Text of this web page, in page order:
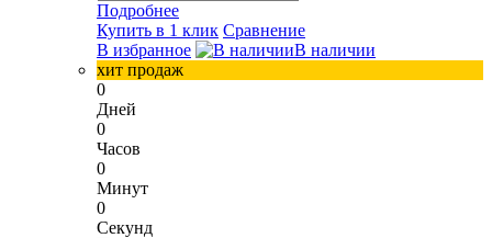
Подробнее
Купить в 1 клик Сравнение
В избранное
В наличии
хит продаж
0
Дней
0
Часов
0
Минут
0
Секунд